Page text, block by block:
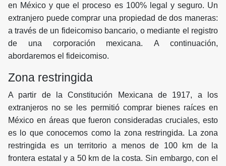
en México y que el proceso es 100% legal y seguro. Un
extranjero puede comprar una propiedad de dos maneras:
a través de un fideicomiso bancario, o mediante el registro
de una corporación mexicana. A continuación,
abordaremos el fideicomiso.
Zona restringida
A partir de la Constitución Mexicana de 1917, a los
extranjeros no se les permitió comprar bienes raíces en
México en áreas que fueron consideradas cruciales, esto
es lo que conocemos como la zona restringida. La zona
restringida es un territorio a menos de 100 km de la
frontera estatal y a 50 km de la costa. Sin embargo, con el